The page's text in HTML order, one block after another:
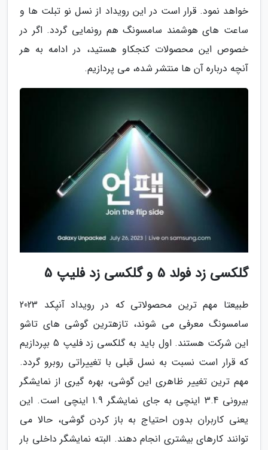
خواهد نمود. قرار است در این رویداد از نسل نو تبلت ها و
ساعت های هوشمند سامسونگ هم رونمایی گردد. اگر در
خصوص این محصولات کنجکاو هستید، در ادامه به هر
آنچه درباره آن ها منتشر شده، می پردازیم.
گلکسی زد فولد 5 و گلکسی زد فلیپ 5
طبیعتا مهم ترین محصولاتی که در رویداد آنپکد 2023
سامسونگ معرفی می شوند، تازهترین گوشی های تاشو
این شرکت هستند. اول باید به گلکسی زد فلیپ 5 بپردازیم
که قرار است نسبت به نسل قبلی با تغییراتی روبرو گردد.
مهم ترین تغییر ظاهری این گوشی، بهره گیری از نمایشگر
بیرونی 3.4 اینچی به جای نمایشگر 1.9 اینچی است. این
یعنی کاربران بدون احتیاج به باز کردن گوشی، حالا می
توانند کارهای بیشتری انجام دهند. البته نمایشگر داخلی بار